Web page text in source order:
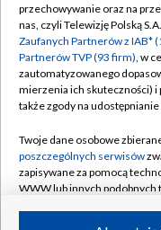
Abonament TVP
Emisja w TVP
Centrum informacji
Naziemna Telewizja
Rada Programowa
System NOS
Informacje o
przechowywanie oraz na
nas, czyli Telewizję Polską
Zaufanych Partnerów z IAB*
Partnerów TVP (93 firm), w
zautomatyzowanego
mierzenia ich skuteczności) i
także zgody na
Twoje dane osobowe
poszczególnych serwisów
zapisywane za pomocą
WWW lub innych